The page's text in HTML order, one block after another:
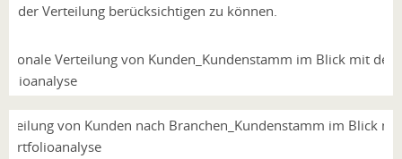
der Verteilung berücksichtigen zu können.